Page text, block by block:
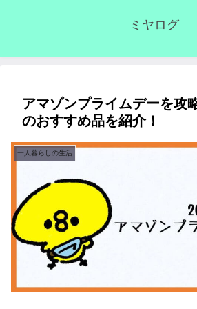
ミヤログ
アマゾンプライムデーを攻
のおすすめ品を紹介！
一人暮らしの生活